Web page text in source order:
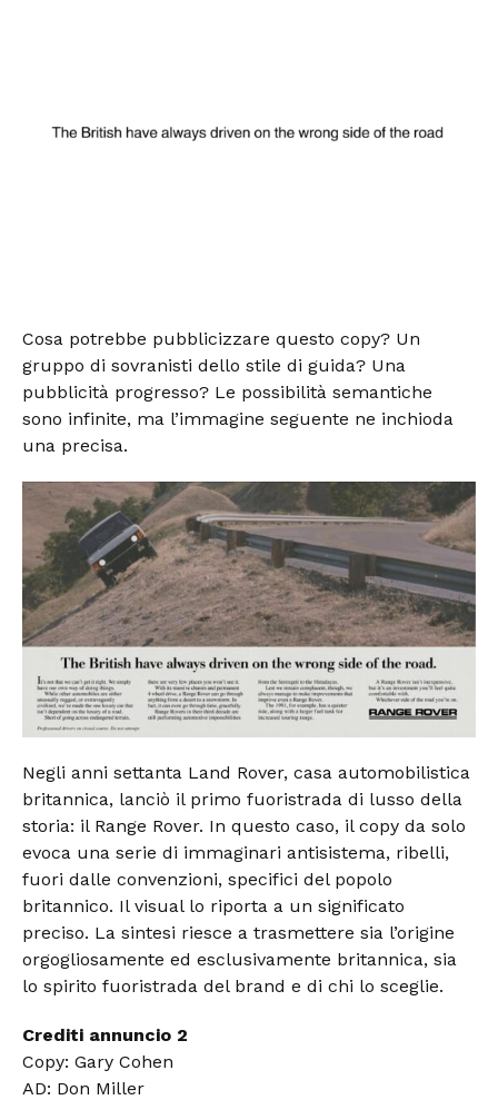
Cosa potrebbe pubblicizzare questo copy? Un
gruppo di sovranisti dello stile di guida? Una
pubblicità progresso? Le possibilità semantiche
sono infinite, ma l’immagine seguente ne inchioda
una precisa.
Negli anni settanta Land Rover, casa automobilistica
britannica, lanciò il primo fuoristrada di lusso della
storia: il Range Rover. In questo caso, il copy da solo
evoca una serie di immaginari antisistema, ribelli,
fuori dalle convenzioni, specifici del popolo
britannico. Il visual lo riporta a un significato
preciso. La sintesi riesce a trasmettere sia l’origine
orgogliosamente ed esclusivamente britannica, sia
lo spirito fuoristrada del brand e di chi lo sceglie.
Crediti annuncio 2
Copy: Gary Cohen
AD: Don Miller